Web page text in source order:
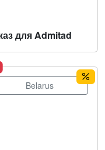
для Admitad
Belarus